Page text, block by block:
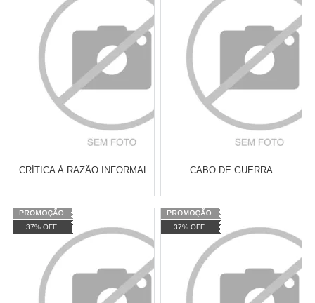
Revendedor)
10 x
Cat:FEMINISMO E LUTA
FEMINISTA
COMPRAR
Revendedor)
10
POLÍTICA BRASILEIRA
COMPRAR
CRÍTICA À RAZÃO INFORMAL
Varejo:
Atacado: R$ 2.550,90 (Apenas
Revendedor)
10 x
FILOSOFIA MARXISTA
COMPRAR
CABO DE GUERRA
Varejo:
Atacado: R$ 2.550,90 (Apenas
Revendedor)
10
ESTUDOS DE GÊNERO
COMPRAR
37% OFF 37% OFF